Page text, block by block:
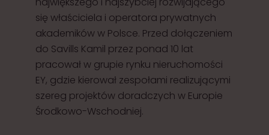
się właściciela i operatora prywatnych
akademików w Polsce. Przed dołączeniem
do Savills Kamil przez ponad 10 lat
pracował w grupie rynku nieruchomości
EY, gdzie kierował zespołami realizującymi
szereg projektów doradczych w Europie
Środkowo-Wschodniej.